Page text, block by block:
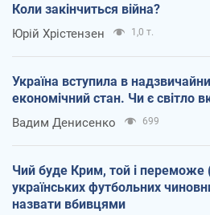
Коли закінчиться війна?
Юрій Хрістензен 1,0 т.
Україна вступила в
економічний стан. Чи є світло
Вадим Денисенко 699
Чий буде Крим, той і переможе
українських футбольних
назвати вбивцями